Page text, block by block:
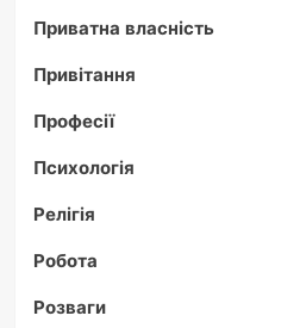
Приватна власність
Привітання
Професії
Психологія
Релігія
Робота
Розваги